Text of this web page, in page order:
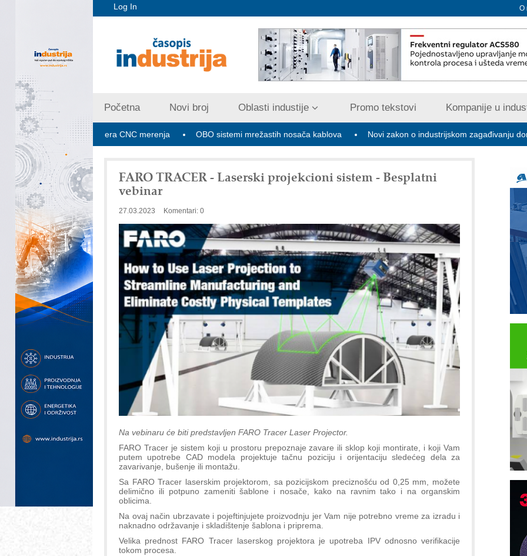
Log In O
Početna Novi broj Oblasti industije Promo tekstovi Kompanije u
V PLUS: Nova era CNC merenja OBO sistemi mrežastih nosača kablova Novi zakon o industrijskom zagađivanju donosi
FARO TRACER - Laserski projekcioni sistem - Besplatni
vebinar
27.03.2023 Komentari: 0
Na vebinaru će biti predstavljen FARO Tracer Laser Projector.
FARO Tracer je sistem koji u prostoru prepoznaje zavare ili sklop koji montirate, i koji Vam
putem upotrebe CAD modela projektuje tačnu poziciju i orijentaciju sledećeg dela za
zavarivanje, bušenje ili montažu.
Sa FARO Tracer laserskim projektorom, sa pozicijskom preciznošću od 0,25 mm, možete
delimično ili potpuno zameniti šablone i nosače, kako na ravnim tako i na organskim
oblicima.
Na ovaj način ubrzavate i pojeftinjujete proizvodnju jer Vam nije potrebno vreme za izradu i
naknadno održavanje i skladištenje šablona i priprema.
Velika prednost FARO Tracer laserskog projektora je upotreba IPV odnosno verifikacije
tokom procesa.